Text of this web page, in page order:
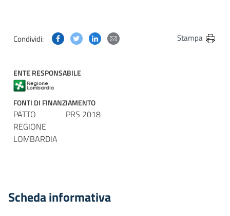
Condividi: Condividi questa pagina su Facebook
Condividi questa pagina su Twitter
Condividi questa pagina su Linkedin
Condividi questa pagina via
Stampa
ENTE RESPONSABILE
FONTI DI FINANZIAMENTO
PATTO
REGIONE
LOMBARDIA
PRS 2018
Scheda informativa